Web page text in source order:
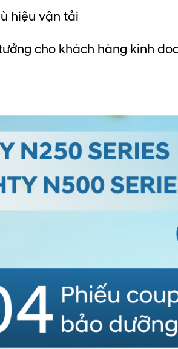
hiệu vận tải
cho khách hàng kinh